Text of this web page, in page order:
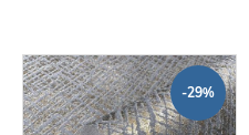
-29%